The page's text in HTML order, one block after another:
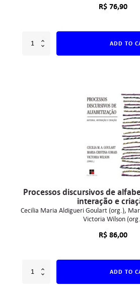
R$76,90
ADD TO
Processos discursivos de
interação e
Cecilia Maria Aldigueri Goulart (org.)
Victoria Wilson
R$86,00
ADD TO